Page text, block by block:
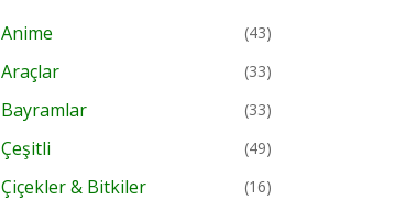
Anime (43)
Araçlar (33)
Bayramlar (33)
Çeşitli (49)
Çiçekler & Bitkiler (16)